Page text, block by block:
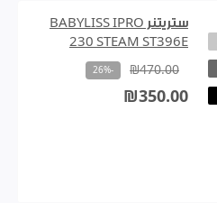
ستريتنر BABYLISS IPRO
230 STEAM ST396E
₪470.00
-26%
₪350.00